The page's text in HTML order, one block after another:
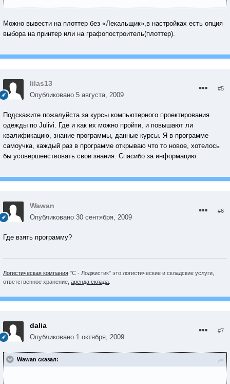
Можно вывести на плоттер без «Лекальщик»,в настройках есть опция
выбора на принтер или на графопостроитель(плоттер).
lilas13
Опубликовано 5 августа, 2009
#5
Подскажите пожалуйста за курсы компьютерного проектирования
одежды по Julivi. Где и как их можно пройти, и повышают ли
квалификацию, знание программы, данные курсы. Я в программе
самоучка, каждый раз в программе открываю что то новое, хотелось
бы усовершенствовать свои знания. Спасибо за информацию.
Wawan
Опубликовано 30 сентября, 2009
#6
Где взять программу?
Логистическая компания "С - Лоджистик" это логистические и складские услуги,
ответственное хранение, аренда склада
dalia
Опубликовано 1 октября, 2009
#7
Wawan сказал: